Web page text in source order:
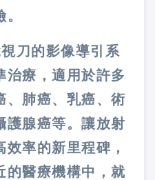
刀的影像導引系
治療，適用於許多
、肺癌、乳癌、術
護腺癌等。讓放射
率的新里程碑，
的醫療機構中，就